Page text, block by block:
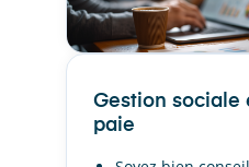
Gestion sociale
paie